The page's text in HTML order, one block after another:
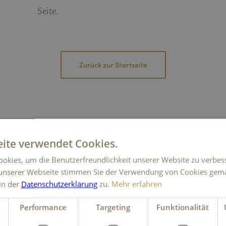
Seite.
Zurück zur Startseite
in Ihr Geschäft
FÜR FIRMENKUNDEN
verwendet Cookies.
um die Benutzerfreundlichkeit unserer Website zu
Webseite stimmen Sie der Verwendung von Cookies
der Datenschutzerklärung zu. Mehr erfahren
Performance Targeting Funktionalität